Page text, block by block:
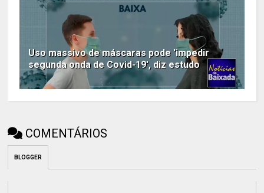
Uso massivo de máscaras pode 'impedir
segunda onda de Covid-19', diz estudo
COMENTÁRIOS
BLOGGER